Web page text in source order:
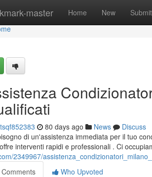
master Home New Submit
80 days ago News
Discuss
di un'assistenza immediata per il tuo
interventi rapidi e professionali . Ci
2349967/
Comments
Who Upvoted